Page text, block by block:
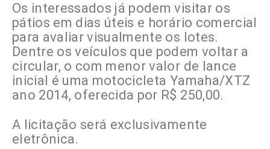
Os interessados já podem visitar os
pátios em dias úteis e horário comercial
para avaliar visualmente os lotes.
Dentre os veículos que podem voltar a
circular, o com menor valor de lance
inicial é uma motocicleta Yamaha/XTZ
ano 2014, oferecida por R$ 250,00.
A licitação será exclusivamente
eletrônica.